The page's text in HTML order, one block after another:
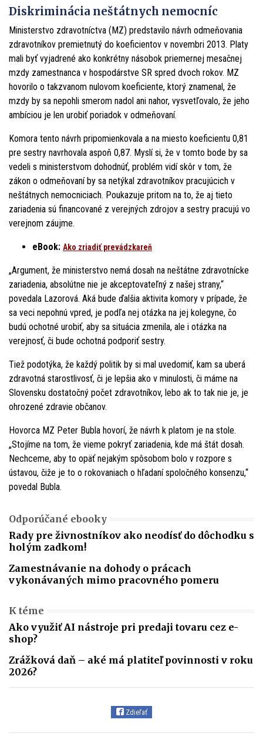
Diskriminácia neštátnych nemocníc
Ministerstvo zdravotníctva (MZ) predstavilo návrh odmeňovania
zdravotníkov premietnutý do koeficientov v novembri 2013. Platy
mali byť vyjadrené ako konkrétny násobok priemernej mesačnej
mzdy zamestnanca v hospodárstve SR spred dvoch rokov. MZ
hovorilo o takzvanom nulovom koeficiente, ktorý znamenal, že
mzdy by sa nepohli smerom nadol ani nahor, vysvetľovalo, že jeho
ambíciou je len urobiť poriadok v odmeňovaní.
Komora tento návrh pripomienkovala a na miesto koeficientu 0,81
pre sestry navrhovala aspoň 0,87. Myslí si, že v tomto bode by sa
vedeli s ministerstvom dohodnúť, problém vidí skôr v tom, že
zákon o odmeňovaní by sa netýkal zdravotníkov pracujúcich v
neštátnych nemocniciach. Poukazuje pritom na to, že aj tieto
zariadenia sú financované z verejných zdrojov a sestry pracujú vo
verejnom záujme.
eBook: Ako zriadiť prevádzkareň
„Argument, že ministerstvo nemá dosah na neštátne zdravotnícke
zariadenia, absolútne nie je akceptovateľný z našej strany,“
povedala Lazorová. Aká bude ďalšia aktivita komory v prípade, že
sa veci nepohnú vpred, je podľa nej otázka na jej kolegyne, čo
budú ochotné urobiť, aby sa situácia zmenila, ale i otázka na
verejnosť, či bude ochotná podporiť sestry.
Tiež podotýka, že každý politik by si mal uvedomiť, kam sa uberá
zdravotná starostlivosť, či je lepšia ako v minulosti, či máme na
Slovensku dostatočný počet zdravotníkov, lebo ak to tak nie je, je
ohrozené zdravie občanov.
Hovorca MZ Peter Bubla hovorí, že návrh k platom je na stole.
„Stojíme na tom, že vieme pokryť zariadenia, kde má štát dosah.
Nechceme, aby to opäť nejakým spôsobom bolo v rozpore s
ústavou, čiže je to o rokovaniach o hľadaní spoločného konsenzu,“
povedal Bubla.
Odporúčané ebooky
Rady pre živnostníkov ako neodísť do dôchodku s
holým zadkom!
Zamestnávanie na dohody o prácach
vykonávaných mimo pracovného pomeru
K téme
Ako využiť AI nástroje pri predaji tovaru cez e-
shop?
Zrážková daň – aké má platiteľ povinnosti v roku
2026?
Zdieľať